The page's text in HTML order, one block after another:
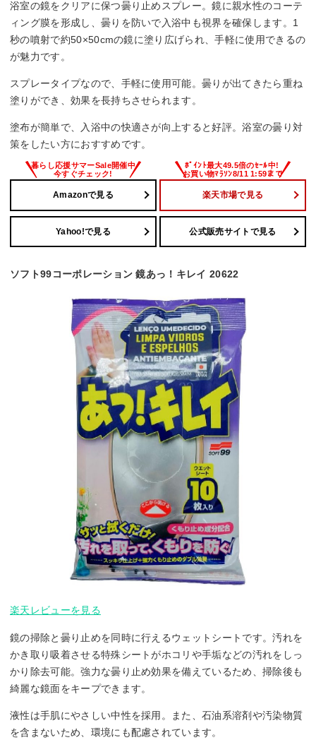
浴室の鏡をクリアに保つ曇り止めスプレー。鏡に親水性のコーテ
ィング膜を形成し、曇りを防いで入浴中も視界を確保します。1
秒の噴射で約50×50cmの鏡に塗り広げられ、手軽に使用できるの
が魅力です。
スプレータイプなので、手軽に使用可能。曇りが出てきたら重ね
塗りができ、効果を長持ちさせられます。
塗布が簡単で、入浴中の快適さが向上すると好評。浴室の曇り対
策をしたい方におすすめです。
Amazonで見る 楽天市場で見る
Yahoo!で見る 公式販売サイトで見る
ソフト99コーポレーション 鏡あっ！キレイ 20622
楽天レビューを見る
鏡の掃除と曇り止めを同時に行えるウェットシートです。汚れを
かき取り吸着させる特殊シートがホコリや手垢などの汚れをしっ
かり除去可能。強力な曇り止め効果を備えているため、掃除後も
綺麗な鏡面をキープできます。
液性は手肌にやさしい中性を採用。また、石油系溶剤や汚染物質
を含まないため、環境にも配慮されています。